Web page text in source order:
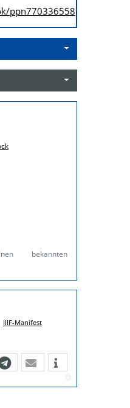
ppn770336558
bekannten
IIIF-Manifest